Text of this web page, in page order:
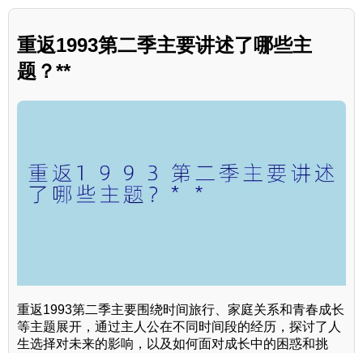
重返1993第二季主要讲述了哪些主
题？**
重返1993第二季主要围绕时间旅行、家庭关系和青春成长
等主题展开，通过主人公在不同时间段的经历，探讨了人
生选择对未来的影响，以及如何面对成长中的困惑和挑